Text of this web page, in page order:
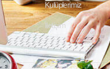
Kulüplerimiz
İletişim